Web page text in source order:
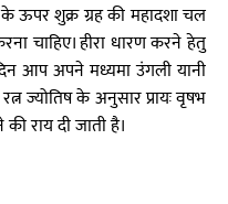
ऊपर शुक्र ग्रह की महादशा चल
चाहिए। हीरा धारण करने हेतु
आप अपने मध्यमा उंगली यानी
ज्योतिष के अनुसार प्रायः वृषभ
राय दी जाती है।